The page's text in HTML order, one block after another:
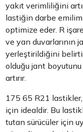
yakıt verimliliğini
lastiğin darbe
optimize eder. R
ve yan duvarlarının
yerleştirildiğini
olduğu jant
artırır.
175 65 R21
için idealdir. Bu
tutan sürücüler için